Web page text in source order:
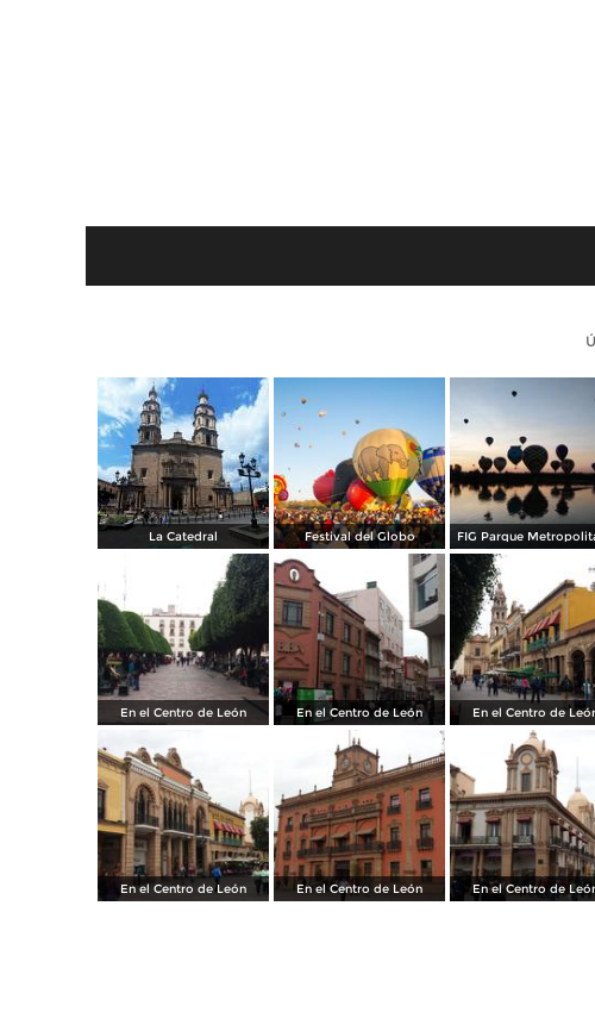
La Catedral Festival del Globo FIG Parque
En el Centro de León En el Centro de León En el Centro de
En el Centro de León En el Centro de León En el Centro de